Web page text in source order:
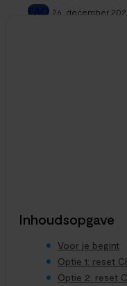
FAQ 26. december
Inhoudsopgave
Voor je begint
Optie 1: reset
Optie 2: reset